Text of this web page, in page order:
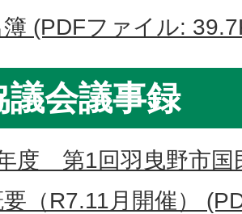
(PDFファイル:
議会議事録
度 第1回羽曳野市国
（R7.11月開催）